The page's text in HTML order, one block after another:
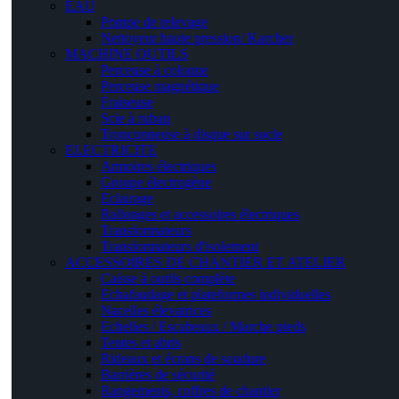
EAU
Pompe de relevage
Nettoyeur haute pression/ Karcher
MACHINE OUTILS
Perceuse à colonne
Perceuse magnétique
Fraiseuse
Scie à ruban
Tronçonneuse à disque sur socle
ELECTRICITE
Armoires électriques
Groupe électrogène
Eclairage
Rallonges et accessoires électriques
Transformateurs
Transformateurs d'isolement
ACCESSOIRES DE CHANTIER ET ATELIER
Caisse à outils complète
Echafaudage et plateformes individuelles
Nacelles élevatrices
Echelles / Escabeaux / Marche pieds
Tentes et abris
Rideaux et écrans de soudure
Barrières de sécurité
Rangements, coffres de chantier